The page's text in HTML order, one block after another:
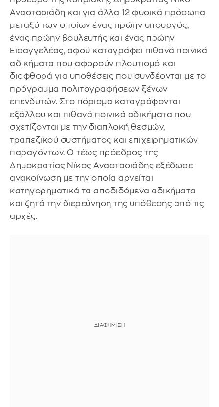
Αναστασιάδη και για άλλα 12 φυσικά πρόσωπα
μεταξύ των οποίων ένας πρώην υπουργός,
ένας πρώην βουλευτής και ένας πρώην
Εισαγγελέας, αφού καταγράφει πιθανά ποινικά
αδικήματα που αφορούν πλουτισμό και
διαφθορά για υποθέσεις που συνδέονται με το
πρόγραμμα πολιτογραφήσεων ξένων
επενδυτών. Στο πόρισμα καταγράφονται
εξάλλου και πιθανά ποινικά αδικήματα που
σχετίζονται με την διαπλοκή θεσμών,
τραπεζικού συστήματος και επιχειρηματικών
παραγόντων. Ο τέως πρόεδρος της
Δημοκρατίας Νίκος Αναστασιάδης εξέδωσε
ανακοίνωση με την οποία αρνείται
κατηγορηματικά τα αποδιδόμενα αδικήματα
και ζητά την διερεύνηση της υπόθεσης από τις
αρχές.